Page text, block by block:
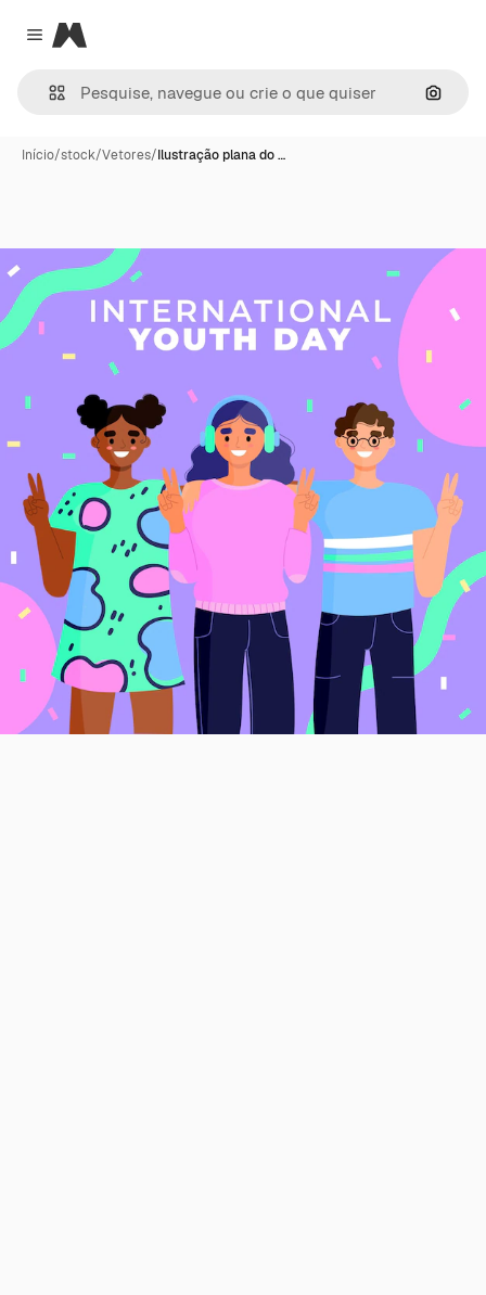
Close menu
Magnific
Início/stock/Vetores/Ilustração plana do …